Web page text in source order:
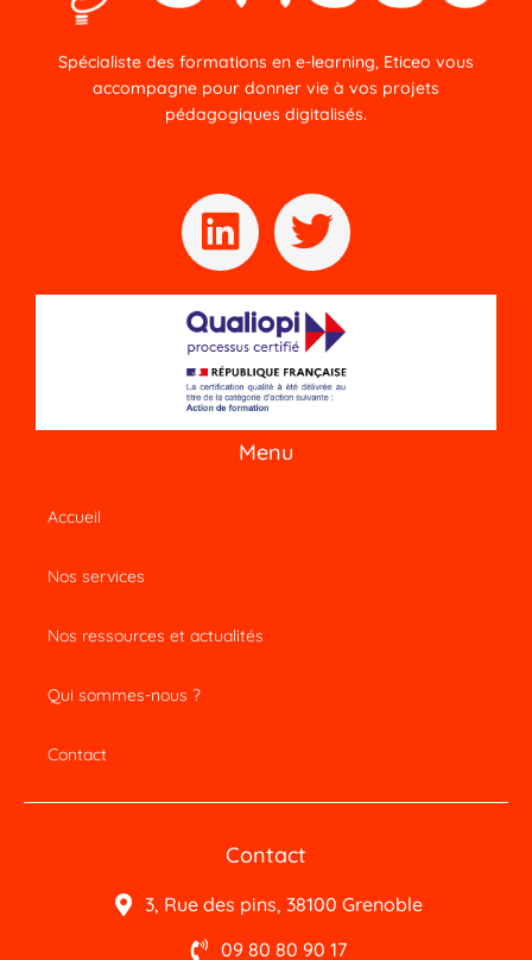
Spécialiste des formations en e-learning, Eticeo vous
accompagne pour donner vie à vos projets
pédagogiques digitalisés.
Menu
Accueil
Nos services
Nos ressources et actualités
Qui sommes-nous ?
Contact
Contact
3, Rue des pins, 38100 Grenoble
09 80 80 90 17